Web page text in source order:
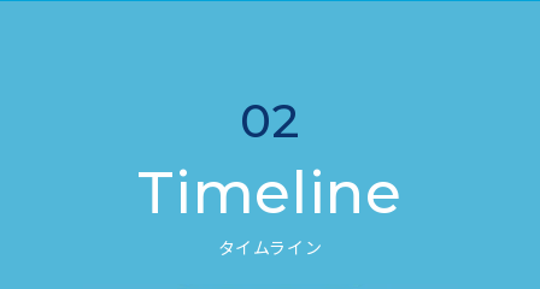
02
Timeline
タイムライン